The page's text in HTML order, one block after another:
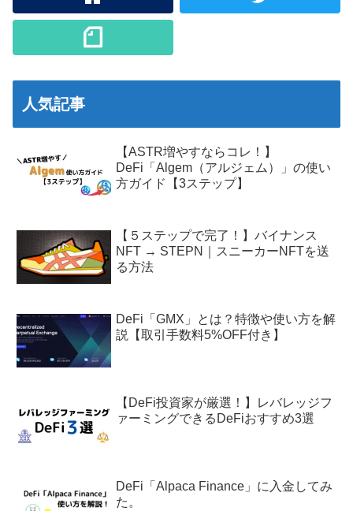
人気記事
【ASTR増やすならコレ！】
DeFi「Algem（アルジェム）」の使い
方ガイド【3ステップ】
【５ステップで完了！】バイナンス
NFT → STEPN｜スニーカーNFTを送
る方法
DeFi「GMX」とは？特徴や使い方を解
説【取引手数料5%OFF付き】
【DeFi投資家が厳選！】レバレッジフ
ァーミングできるDeFiおすすめ3選
DeFi「Alpaca Finance」に入金してみ
た。